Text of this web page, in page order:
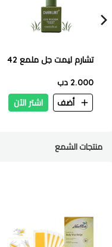
تشارم ليمت جل ملمع 42
2.000 دب
أضف
اشتر الآن
منتجات الشمع